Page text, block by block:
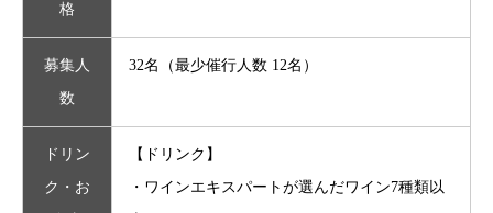
格
募集人
数
32名（最少催行人数 12名）
ドリン
ク・お
【ドリンク】
・ワインエキスパートが選んだワイン7種類以